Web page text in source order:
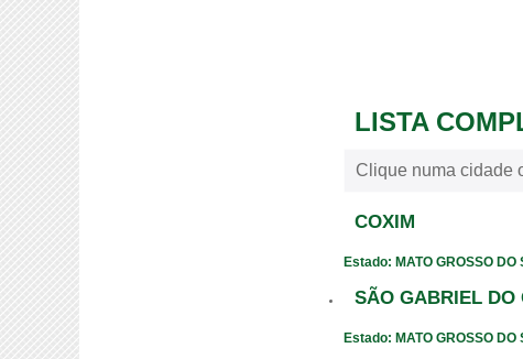
LISTA
Clique numa cidade
COXIM
Estado: MATO GROSSO DO
SÃO GABRIEL DO
Estado: MATO GROSSO DO